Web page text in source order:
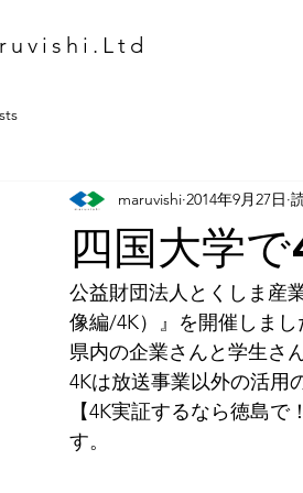
四国大学
maruvishi 2014年9月27日
公益財団法人とくしま産
像編/4K）』を開催しま
県内の企業さんと学生さ
4Kは放送事業以外の活用
【4K実証するなら徳島
す。